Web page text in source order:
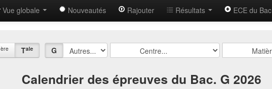
Vue globale Nouveautés Rajouter Résultats ECE du Bac
ère Tale G
Calendrier des épreuves du Bac. G 2026